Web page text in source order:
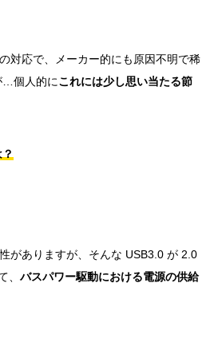
対応で、メーカー的にも原因不明で稀
…個人的にこれには少し思い当たる節
がありますが、そんな USB3.0 が 2.0
、 バスパワー駆動における電源の供給